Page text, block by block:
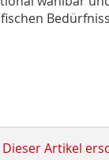
Dieser Artikel